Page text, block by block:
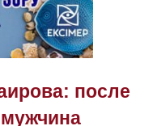
после